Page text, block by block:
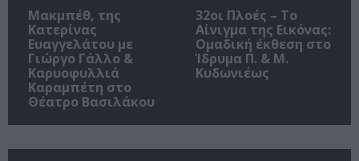
Μακμπέθ, της
Κατερίνας
Ευαγγελάτου με
Γιώργο Γάλλο &
Καρυοφυλλιά
Καραμπέτη στο
Θέατρο Βασιλάκου
32οι Πλοές – Το
Αίνιγμα της Εικόνας:
Ομαδική έκθεση στο
Ίδρυμα Π. & Μ.
Κυδωνιέως